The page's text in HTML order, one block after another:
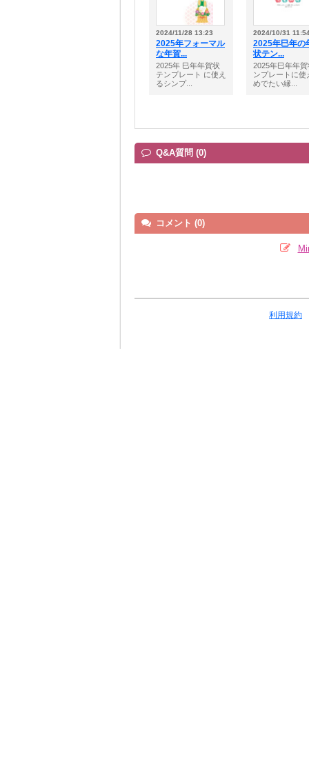
2024/11/28 13:23
2025年フォーマル
な年賀...
2025年 巳年年賀状
テンプレート に使え
るシンプ...
2024/10/31
2025年巳年の
状テン...
2025年巳年年
ンプレートに使
めでたい縁...
Q&A質問 (0)
コメント (0)
利用規約